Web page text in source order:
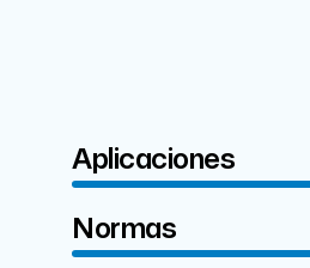
Aplicaciones
Normas